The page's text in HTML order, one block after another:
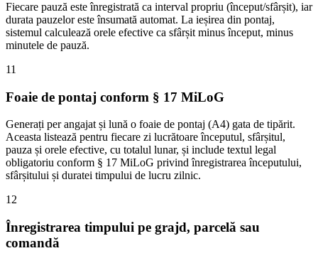
Fiecare pauză este înregistrată ca interval propriu (început/sfârșit), iar
durata pauzelor este însumată automat. La ieșirea din pontaj,
sistemul calculează orele efective ca sfârșit minus început, minus
minutele de pauză.
11
Foaie de pontaj conform § 17 MiLoG
Generați per angajat și lună o foaie de pontaj (A4) gata de tipărit.
Aceasta listează pentru fiecare zi lucrătoare începutul, sfârșitul,
pauza și orele efective, cu totalul lunar, și include textul legal
obligatoriu conform § 17 MiLoG privind înregistrarea începutului,
sfârșitului și duratei timpului de lucru zilnic.
12
Înregistrarea timpului pe grajd, parcelă sau
comandă